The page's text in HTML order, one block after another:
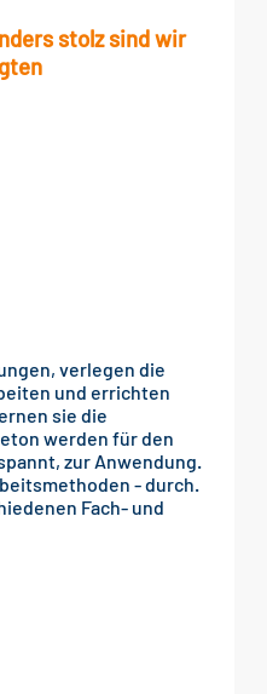
stolz sind wir
verlegen die
und errichten
sie die
werden für den
zur Anwendung.
- durch.
Fach- und